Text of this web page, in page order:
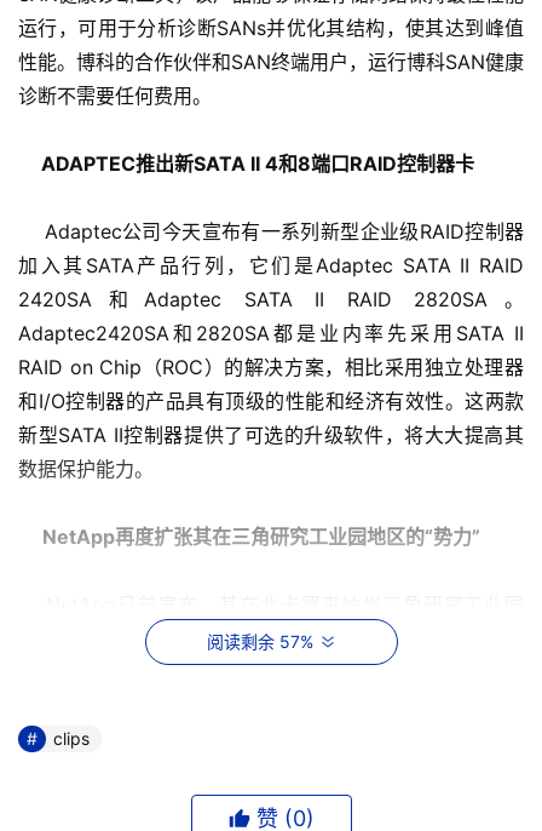
运行，可用于分析诊断SANs并优化其结构，使其达到峰值
性能。博科的合作伙伴和SAN终端用户，运行博科SAN健康
诊断不需要任何费用。
ADAPTEC推出新SATA II 4和8端口RAID控制器卡
Adaptec公司今天宣布有一系列新型企业级RAID控制器
加入其SATA产品行列，它们是Adaptec SATA II RAID
2420SA和Adaptec SATA II RAID 2820SA。
Adaptec2420SA和2820SA都是业内率先采用SATA II
RAID on Chip（ROC）的解决方案，相比采用独立处理器
和I/O控制器的产品具有顶级的性能和经济有效性。这两款
新型SATA II控制器提供了可选的升级软件，将大大提高其
数据保护能力。
NetApp再度扩张其在三角研究工业园地区的“势力”
（Research Triangle Park，简称RTP）设立的又一个科技
中心正式挂牌营业。该公司早在1999年就已经进驻RTP地
在该地区已拥有总面积达52万平方英尺的办公大楼，雇员
名员工，安排在其新落成的售后服务与技术支持中心内上
阅读剩余 57%
clips
赞 (0)